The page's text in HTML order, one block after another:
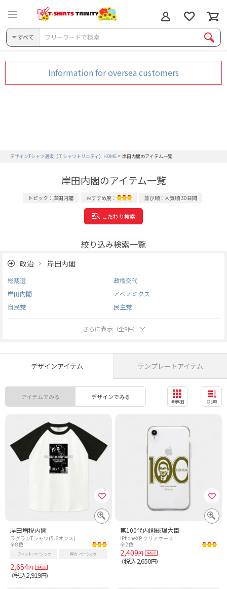
Information for oversea customers
すべて
デザインTシャツ通販【Ｔシャツトリニティ】HOME 岸田内閣のアイテム一覧
岸田内閣のアイテム一覧
トピック：岸田内閣 おすすめ度： 並び順：人気順 30日間
こだわり検索
絞り込み検索一覧
政治 岸田内閣
総裁選
政権交代
岸田内閣
アベノミクス
自民党
民主党
さらに表示 （全8件）
デザインアイテム テンプレートアイテム
アイテムでみる デザインでみる
表示切替 並び順
岸田増税内閣
ラグランTシャツ(5.6オンス)
全8色
フィット ベーシック 厚さ ベーシック
2,654円
（税込2,919円）
第100代内閣総理大臣
iPhoneXR クリアケース
全2色
2,409円
（税込2,650円）